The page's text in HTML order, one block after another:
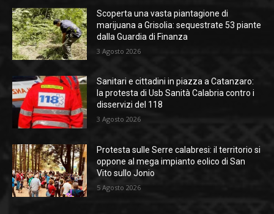
Scoperta una vasta piantagione di
marijuana a Grisolia: sequestrate 53 piante
dalla Guardia di Finanza
3 Agosto 2026
Sanitari e cittadini in piazza a Catanzaro:
la protesta di Usb Sanità Calabria contro i
disservizi del 118
3 Agosto 2026
Protesta sulle Serre calabresi: il territorio si
oppone al mega impianto eolico di San
Vito sullo Jonio
5 Agosto 2026